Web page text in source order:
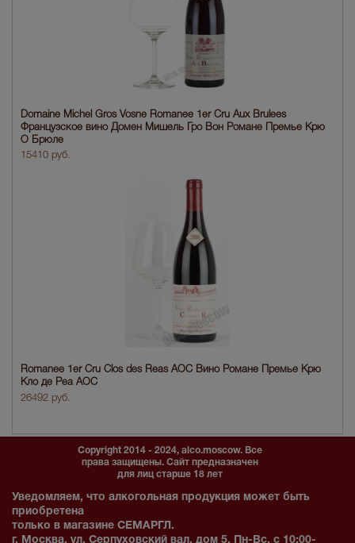
Domaine Michel Gros Vosne Romanee 1er Cru Aux Brulees
Французское вино Домен Мишель Гро Вон Романе Премье Крю
О Брюле
15410 руб.
Romanee 1er Cru Clos des Reas AOC Вино Романе Премье Крю
Кло де Реа АОС
26492 руб.
Copyright 2014 - 2024, alco.moscow. Все
права защищены. Сайт предназначен
для лиц старше 18 лет
Уведомляем, что алкогольная продукция может быть
приобретена
только в магазине СЕМАРГЛ.
г. Москва, ул. Серпуховский вал, дом 5. Пн-Вс, с 10:00-